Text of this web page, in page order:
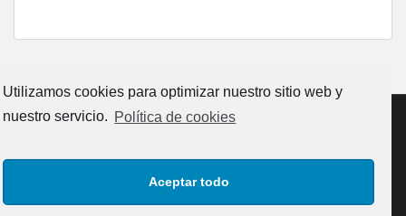
Utilizamos cookies para optimizar nuestro sitio web y
nuestro servicio. Política de cookies
Aceptar todo
Adopcion
Busco casa de acogida para mi perrita ya que por temas de trabajo
POLÍTICA DE COOKIES (UE)